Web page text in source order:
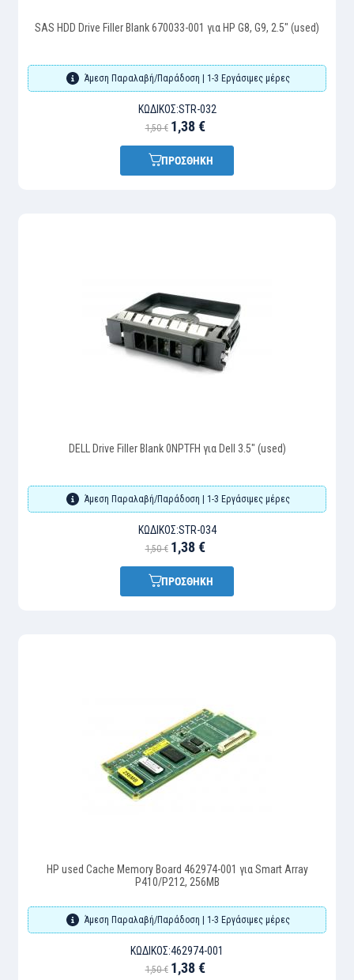
SAS HDD Drive Filler Blank 670033-001 για HP G8, G9, 2.5" (used)
Άμεση Παραλαβή/Παράδοση | 1-3 Εργάσιμες μέρες
ΚΩΔΙΚΌΣ:STR-032
1,50 € 1,38 €
ΠΡΟΣΘΗΚΗ
DELL Drive Filler Blank 0NPTFH για Dell 3.5" (used)
Άμεση Παραλαβή/Παράδοση | 1-3 Εργάσιμες μέρες
ΚΩΔΙΚΌΣ:STR-034
1,50 € 1,38 €
ΠΡΟΣΘΗΚΗ
HP used Cache Memory Board 462974-001 για Smart Array
P410/P212, 256MB
Άμεση Παραλαβή/Παράδοση | 1-3 Εργάσιμες μέρες
ΚΩΔΙΚΌΣ:462974-001
1,50 € 1,38 €